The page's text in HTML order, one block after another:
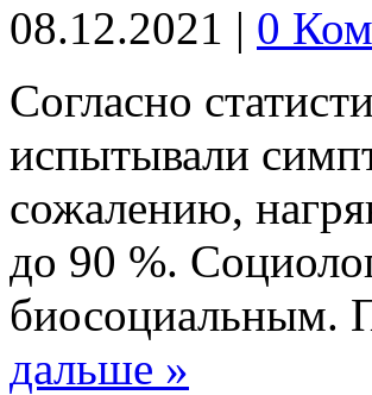
08.12.2021 | 0
Согласно
испытывали
сожалению,
до 90 %.
биосоциальным.
дальше »